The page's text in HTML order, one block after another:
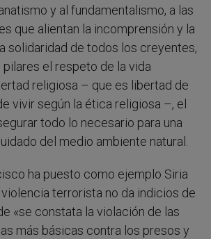
y al fundamentalismo, a las
que alientan la incomprensión y la
solidaridad de todos los creyentes,
el respeto de la vida
religiosa – que es libertad de
vivir según la ética religiosa –, el
todo lo necesario para una
del medio ambiente natural.
ha puesto como ejemplo Siria
violencia terrorista no da indicios de
«se constata la violación de las
más básicas contra los presos y